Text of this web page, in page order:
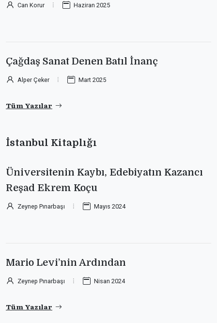
Can Korur Haziran 2025
Çağdaş Sanat Denen Batıl İnanç
Alper Çeker Mart 2025
Tüm Yazılar
İstanbul Kitaplığı
Üniversitenin Kaybı, Edebiyatın Kazancı
Reşad Ekrem Koçu
Zeynep Pınarbaşı Mayıs 2024
Mario Levi’nin Ardından
Zeynep Pınarbaşı Nisan 2024
Tüm Yazılar